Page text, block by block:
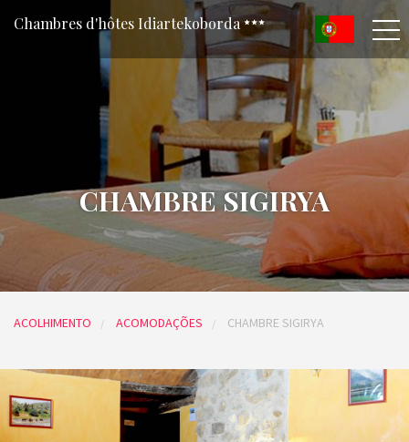
Chambres d'hôtes Idiartekoborda
CHAMBRE SIGIRYA
ACOLHIMENTO ACOMODAÇÕES CHAMBRE SIGIRYA